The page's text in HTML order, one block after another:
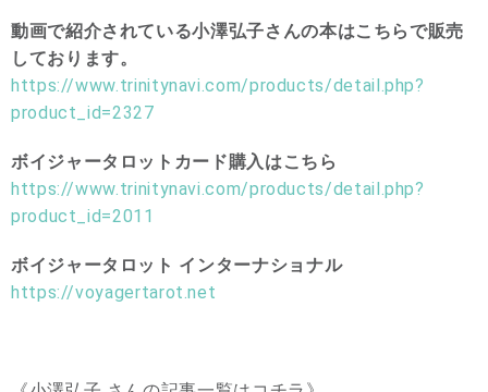
動画で紹介されている小澤弘子さんの本はこちらで販売
しております。
https://www.trinitynavi.com/products/detail.php?
product_id=2327
ボイジャータロットカード購入はこちら
https://www.trinitynavi.com/products/detail.php?
product_id=2011
ボイジャータロット インターナショナル
https://voyagertarot.net